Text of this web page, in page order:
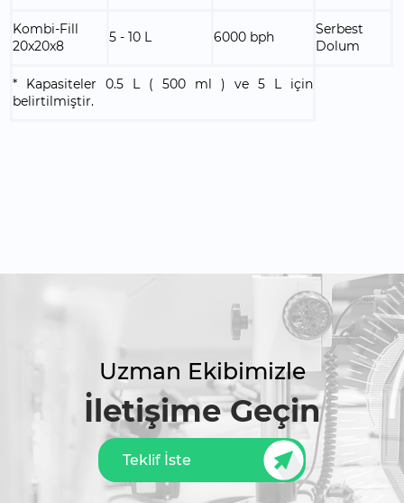
Kombi-Fill
20x20x8
5 - 10 L 6000 bph
Serbest
Dolum
* Kapasiteler 0.5 L ( 500 ml ) ve 5 L için
belirtilmiştir.
Uzman Ekibimizle
İletişime Geçin
Teklif İste